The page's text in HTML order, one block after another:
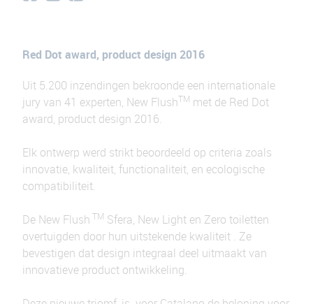
Red Dot award, product design 2016
Uit 5.200 inzendingen bekroonde een internationale
jury van 41 experten, New FlushTM met de Red Dot
award, product design 2016.
Elk ontwerp werd strikt beoordeeld op criteria zoals
innovatie, kwaliteit, functionaliteit, en ecologische
compatibiliteit.
De New Flush TM Sfera, New Light en Zero toiletten
overtuigden door hun uitstekende kwaliteit . Ze
bevestigen dat design integraal deel uitmaakt van
innovatieve product ontwikkeling.